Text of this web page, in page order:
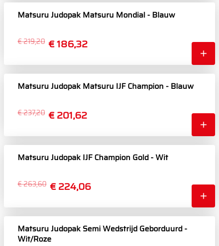
Matsuru Judopak Matsuru Mondial - Blauw
€ 186,32
€ 219,20
Matsuru Judopak Matsuru IJF Champion - Blauw
€ 201,62
€ 237,20
Matsuru Judopak IJF Champion Gold - Wit
€ 224,06
€ 263,60
Matsuru Judopak Semi Wedstrijd Geborduurd -
Wit/Roze